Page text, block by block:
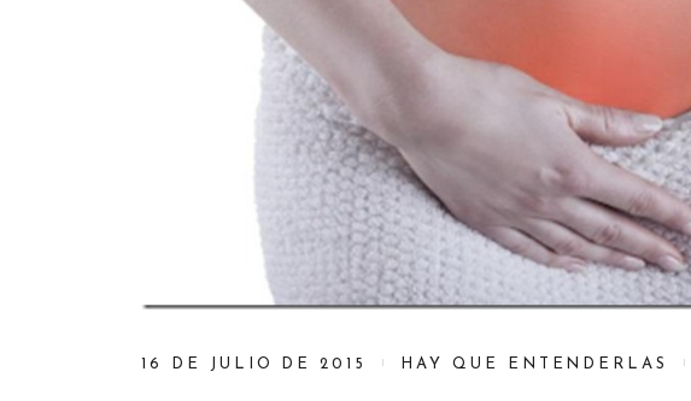
16 DE JULIO DE 2015 HAY QUE ENTENDERLAS